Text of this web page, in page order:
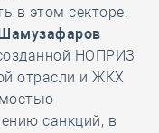
в этом секторе.
НОПРИЗ
отрасли и ЖКХ
санкций, в